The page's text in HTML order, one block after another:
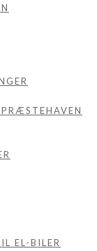
EL-BILER